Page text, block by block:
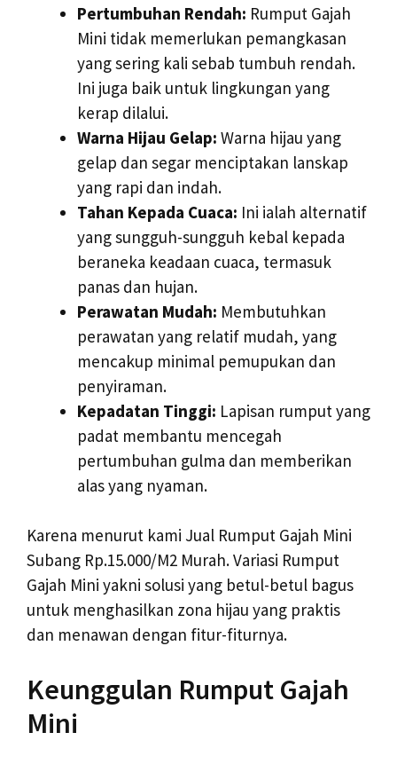
Pertumbuhan Rendah: Rumput Gajah
Mini tidak memerlukan pemangkasan
yang sering kali sebab tumbuh rendah.
Ini juga baik untuk lingkungan yang
kerap dilalui.
Warna Hijau Gelap: Warna hijau yang
gelap dan segar menciptakan lanskap
yang rapi dan indah.
Tahan Kepada Cuaca: Ini ialah alternatif
yang sungguh-sungguh kebal kepada
beraneka keadaan cuaca, termasuk
panas dan hujan.
Perawatan Mudah: Membutuhkan
perawatan yang relatif mudah, yang
mencakup minimal pemupukan dan
penyiraman.
Kepadatan Tinggi: Lapisan rumput yang
padat membantu mencegah
pertumbuhan gulma dan memberikan
alas yang nyaman.
Karena menurut kami Jual Rumput Gajah Mini
Subang Rp.15.000/M2 Murah. Variasi Rumput
Gajah Mini yakni solusi yang betul-betul bagus
untuk menghasilkan zona hijau yang praktis
dan menawan dengan fitur-fiturnya.
Keunggulan Rumput Gajah
Mini